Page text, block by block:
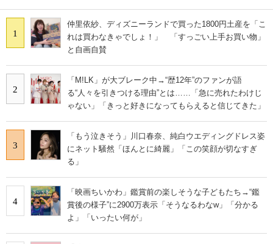
1
仲里依紗、ディズニーランドで買った1800円土産を「こ
れは買わなきゃでしょ！」 「すっごい上手お買い物」
と自画自賛
2
「M!LK」が大ブレーク中→“歴12年”のファンが語
る“人々を引きつける理由”とは……「急に売れたわけじ
ゃない」「きっと好きになってもらえると信じてきた」
3
「もう泣きそう」川口春奈、純白ウエディングドレス姿
にネット騒然「ほんとに綺麗」「この笑顔が切なすぎ
る」
4
「映画ちいかわ」鑑賞前の楽しそうな子どもたち→“鑑
賞後の様子”に2900万表示「そうなるわなw」「分かる
よ」「いったい何が」